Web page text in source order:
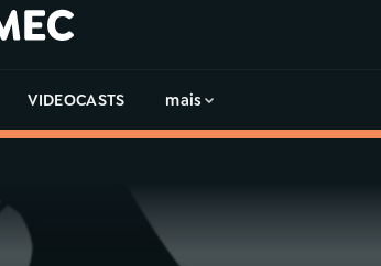
VIDEOCASTS mais